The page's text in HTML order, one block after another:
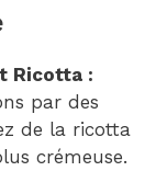
Ricotta :
par des
de la ricotta
crémeuse.